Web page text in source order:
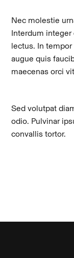
Nec molestie
Interdum
lectus. In
augue quis
maecenas orci
Sed volutpat
odio. Pulvinar
convallis tortor.